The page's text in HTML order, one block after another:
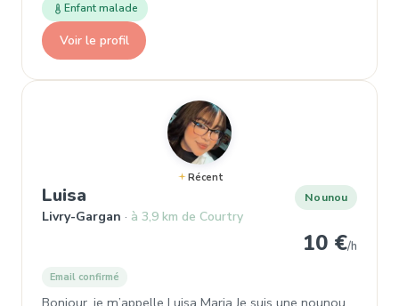
Enfant malade
Voir le profil
Récent
Luisa
Livry-Gargan à 3,9 km de Courtry
Nounou
10 €/h
Email confirmé
Bonjour, je m’appelle Luisa Maria Je suis une nounou